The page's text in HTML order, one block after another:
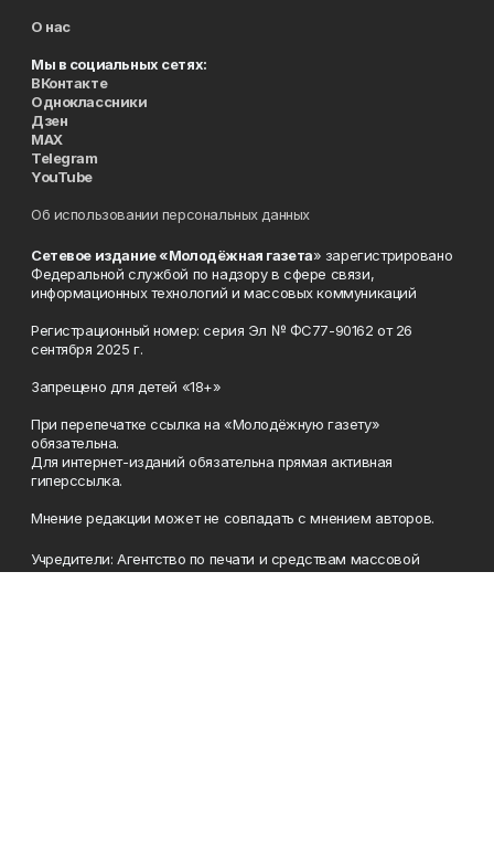
О нас
Мы в социальных сетях:
ВКонтакте
Одноклассники
Дзен
MAX
Telegram
YouTube
Об использовании персональных данных
Сетевое издание «Молодёжная газета» зарегистрировано
Федеральной службой по надзору в сфере связи,
информационных технологий и массовых коммуникаций
Регистрационный номер: серия Эл № ФС77-90162 от 26
сентября 2025 г.
Запрещено для детей «18+»
При перепечатке ссылка на «Молодёжную газету»
обязательна.
Для интернет-изданий обязательна прямая активная
гиперссылка.
Мнение редакции может не совпадать с мнением авторов.
Учредители: Агентство по печати и средствам массовой
информации Республики Башкортостан, Акционерное